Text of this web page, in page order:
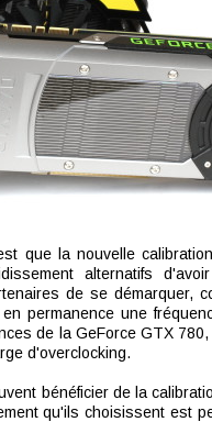
que la nouvelle
alternatifs
de se démarquer,
permanence une
de la GeForce GTX
d'overclocking.
bénéficier de la
qu'ils choisissent est